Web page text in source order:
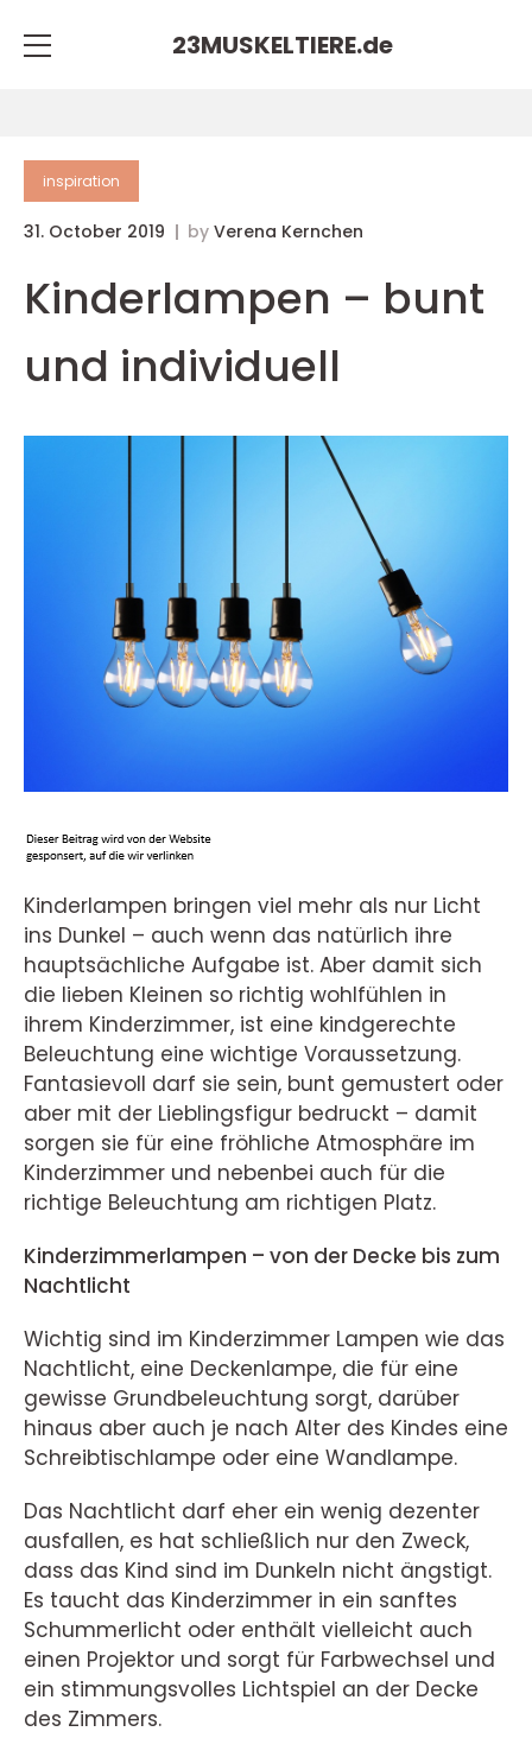
23MUSKELTIERE.de
inspiration
31. October 2019 by Verena Kernchen
Kinderlampen – bunt
und individuell
Kinderlampen bringen viel mehr als nur Licht
ins Dunkel – auch wenn das natürlich ihre
hauptsächliche Aufgabe ist. Aber damit sich
die lieben Kleinen so richtig wohlfühlen in
ihrem Kinderzimmer, ist eine kindgerechte
Beleuchtung eine wichtige Voraussetzung.
Fantasievoll darf sie sein, bunt gemustert oder
aber mit der Lieblingsfigur bedruckt – damit
sorgen sie für eine fröhliche Atmosphäre im
Kinderzimmer und nebenbei auch für die
richtige Beleuchtung am richtigen Platz.
Kinderzimmerlampen – von der Decke bis zum
Nachtlicht
Wichtig sind im Kinderzimmer Lampen wie das
Nachtlicht, eine Deckenlampe, die für eine
gewisse Grundbeleuchtung sorgt, darüber
hinaus aber auch je nach Alter des Kindes eine
Schreibtischlampe oder eine Wandlampe.
Das Nachtlicht darf eher ein wenig dezenter
ausfallen, es hat schließlich nur den Zweck,
dass das Kind sind im Dunkeln nicht ängstigt.
Es taucht das Kinderzimmer in ein sanftes
Schummerlicht oder enthält vielleicht auch
einen Projektor und sorgt für Farbwechsel und
ein stimmungsvolles Lichtspiel an der Decke
des Zimmers.